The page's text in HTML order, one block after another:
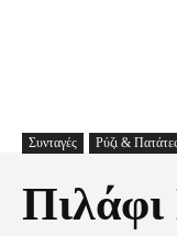
Συνταγές Ρύζι &
Πιλάφι